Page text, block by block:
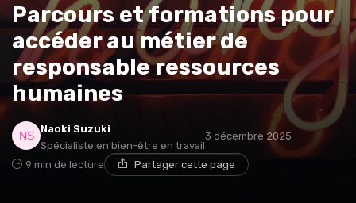
Parcours et formations pour
accéder au métier de
responsable ressources
humaines
Naoki Suzuki
Spécialiste en bien-être en travail
3 décembre 2025
9 min de lecture Partager cette page